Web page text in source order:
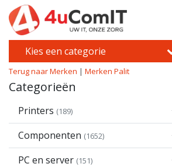
Kies een categorie
Terug naar Merken | Merken Palit
Categorieën
Printers (189)
Componenten (1652)
PC en server (151)